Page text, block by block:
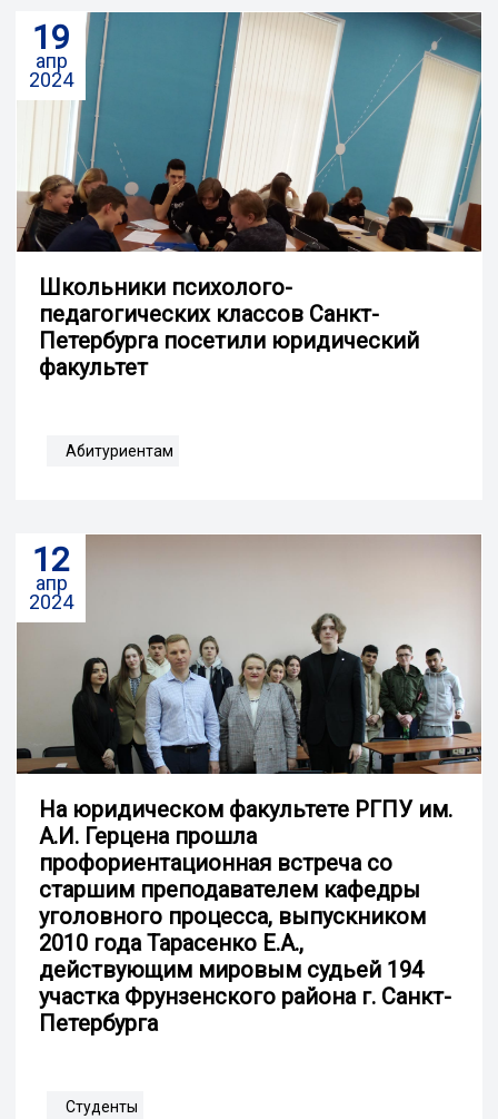
19
апр
2024
Школьники психолого-
педагогических классов Санкт-
Петербурга посетили юридический
факультет
Абитуриентам
12
апр
2024
На юридическом факультете РГПУ им.
А.И. Герцена прошла
профориентационная встреча со
старшим преподавателем кафедры
уголовного процесса, выпускником
2010 года Тарасенко Е.А.,
действующим мировым судьей 194
участка Фрунзенского района г. Санкт-
Петербурга
Студенты